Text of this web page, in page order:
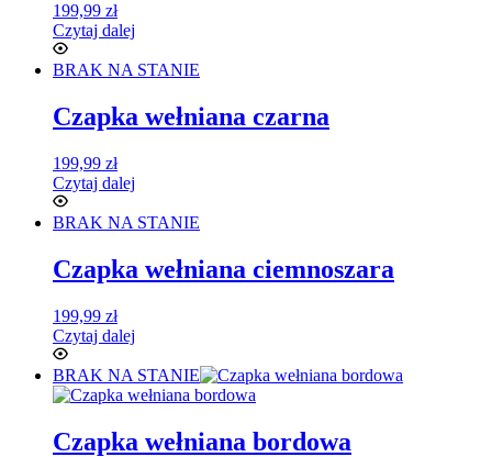
199,99 zł
Czytaj dalej
BRAK NA STANIE
Czapka wełniana czarna
199,99 zł
Czytaj dalej
BRAK NA STANIE
Czapka wełniana ciemnoszara
199,99 zł
Czytaj dalej
BRAK NA STANIE
Czapka wełniana bordowa